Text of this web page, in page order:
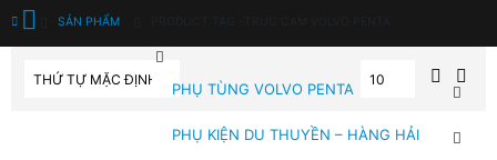
PHỤ TÙNG VOLVO PENTA
PHỤ KIỆN DU THUYỀN – HÀNG HẢI
SẢN PHẨM